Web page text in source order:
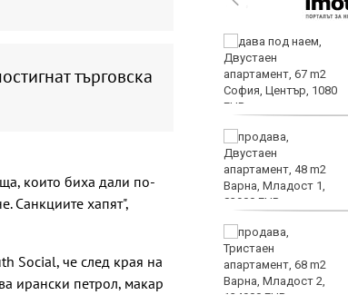
търговска
които биха дали по-
Санкциите хапят",
Social, че след края на
ирански петрол, макар
убедителна победа
с нарушение
разпространил